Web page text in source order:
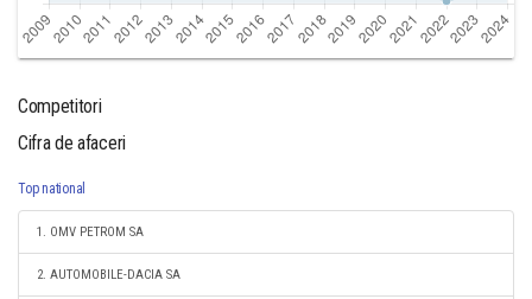
Competitori
Cifra de afaceri
Top national
1. OMV PETROM SA
2. AUTOMOBILE-DACIA SA